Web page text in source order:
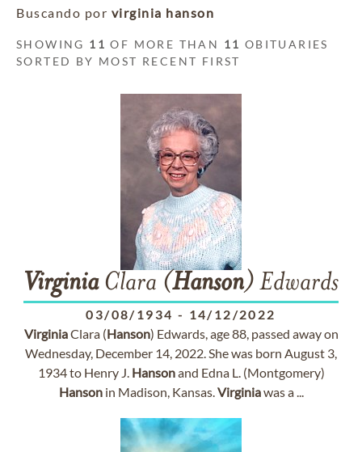
Buscando por virginia hanson
SHOWING 11 OF MORE THAN 11 OBITUARIES
SORTED BY MOST RECENT FIRST
VirginiaClara (Hanson) Edwards
03/08/1934 - 14/12/2022
VirginiaClara (Hanson) Edwards, age 88, passed away on
Wednesday, December 14, 2022. She was born August 3,
1934 to Henry J. Hansonand Edna L. (Montgomery)
Hansonin Madison, Kansas.Virginiawas a ...